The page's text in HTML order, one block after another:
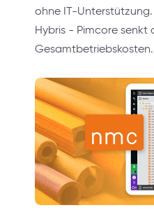
ohne IT-
Hybris - Pimcore senkt
Gesamtbetriebskosten.